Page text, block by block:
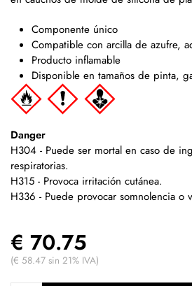
Componente único
Compatible con arcilla de azufre,
Producto inflamable
Disponible en tamaños de pinta,
Danger
H304 - Puede ser mortal en caso de
respiratorias.
H315 - Provoca irritación cutánea.
H336 - Puede provocar somnolencia o
€ 70.75
(€ 58.47 sin 21% IVA)